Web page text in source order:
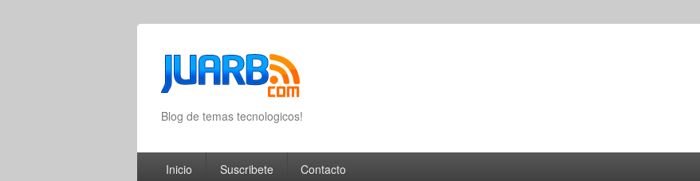
Blog de temas tecnologicos!
Primary menu
Skip to primary content
Skip to secondary content
Inicio Suscribete Contacto